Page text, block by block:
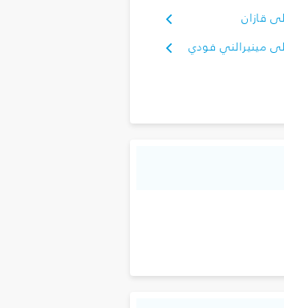
قازان
مينيرالني فودي